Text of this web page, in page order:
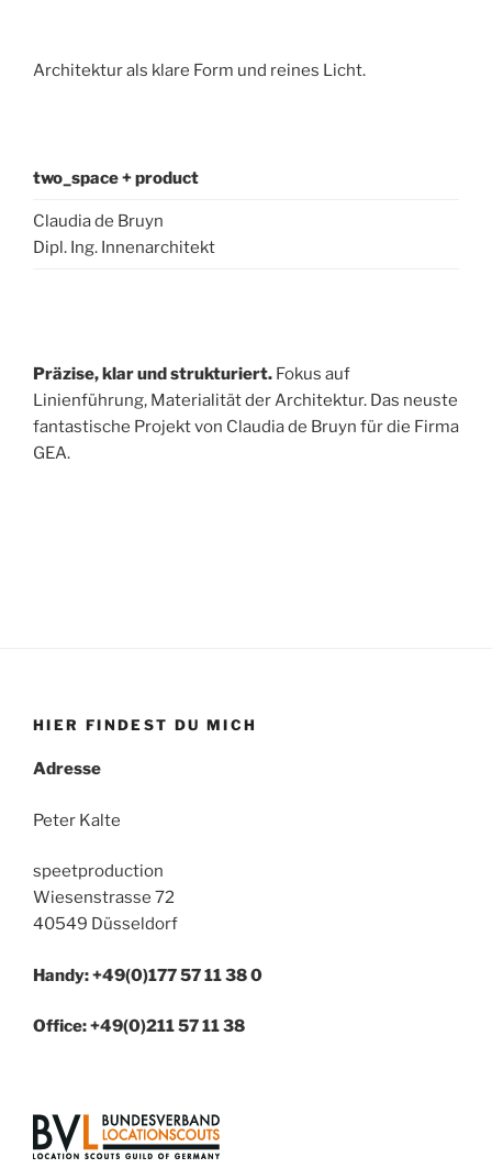
Architektur als klare Form und reines Licht.
two_space + product
Claudia de Bruyn
Dipl. Ing. Innenarchitekt
Präzise, klar und strukturiert. Fokus auf
Linienführung, Materialität der Architektur. Das neuste
fantastische Projekt von Claudia de Bruyn für die Firma
GEA.
HIER FINDEST DU MICH
Adresse
Peter Kalte
speetproduction
Wiesenstrasse 72
40549 Düsseldorf
Handy: +49(0)177 57 11 38 0
Office: +49(0)211 57 11 38